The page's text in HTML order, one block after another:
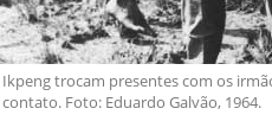
Ikpeng trocam presentes com os
contato. Foto: Eduardo Galvão, 1964.